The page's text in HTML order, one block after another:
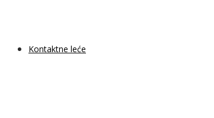
Kontaktne leće